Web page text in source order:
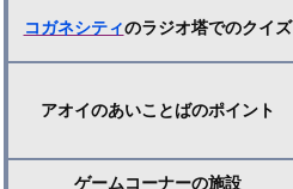
コガネシティのラジオ塔でのクイズ
アオイのあいことばのポイント
ゲームコーナーの施設